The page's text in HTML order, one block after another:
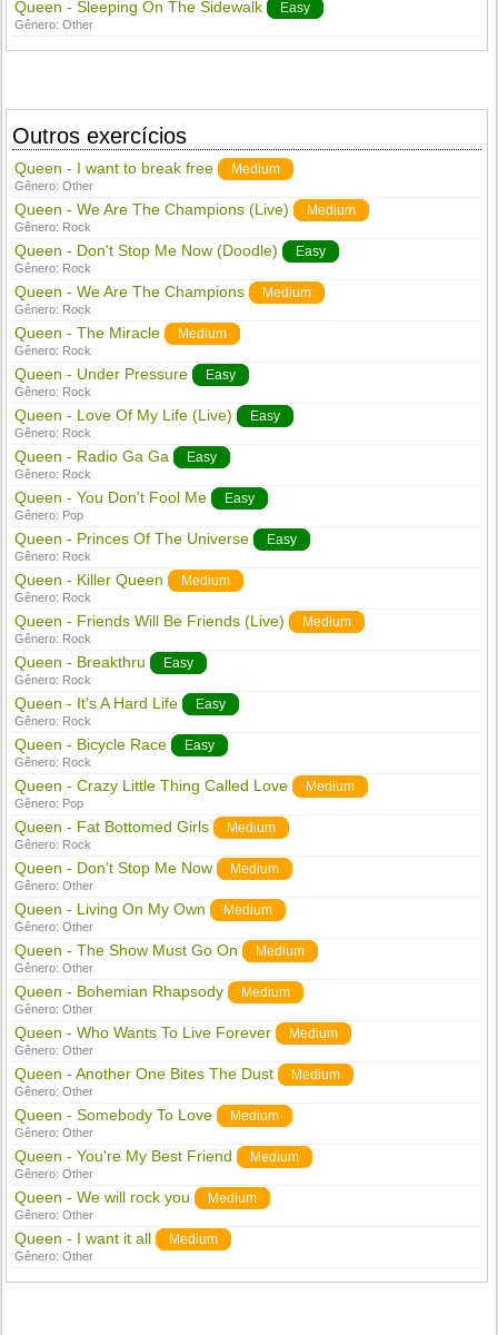
Queen - Sleeping On The Sidewalk Easy
Gênero:Other
Outros exercícios
Queen - I want to break free Medium
Gênero:Other
Queen - We Are The Champions (Live) Medium
Gênero: Rock
Queen - Don't Stop Me Now (Doodle) Easy
Gênero: Rock
Queen - We Are The Champions Medium
Gênero: Rock
Queen - The Miracle Medium
Gênero: Rock
Queen - Under Pressure Easy
Gênero: Rock
Queen - Love Of My Life (Live) Easy
Gênero: Rock
Queen - Radio Ga Ga Easy
Gênero: Rock
Queen - You Don't Fool Me Easy
Gênero: Pop
Queen - Princes Of The Universe Easy
Gênero: Rock
Queen - Killer Queen Medium
Gênero: Rock
Queen - Friends Will Be Friends (Live) Medium
Gênero: Rock
Queen - Breakthru Easy
Gênero: Rock
Queen - It's A Hard Life Easy
Gênero: Rock
Queen - Bicycle Race Easy
Gênero: Rock
Queen - Crazy Little Thing Called Love Medium
Gênero: Pop
Queen - Fat Bottomed Girls Medium
Gênero: Rock
Queen - Don't Stop Me Now Medium
Gênero:Other
Queen - Living On My Own Medium
Gênero:Other
Queen - The Show Must Go On Medium
Gênero:Other
Queen - Bohemian Rhapsody Medium
Gênero:Other
Queen - Who Wants To Live Forever Medium
Gênero:Other
Queen - Another One Bites The Dust Medium
Gênero:Other
Queen - Somebody To Love Medium
Gênero:Other
Queen - You're My Best Friend Medium
Gênero:Other
Queen - We will rock you Medium
Gênero:Other
Queen - I want it all Medium
Gênero:Other